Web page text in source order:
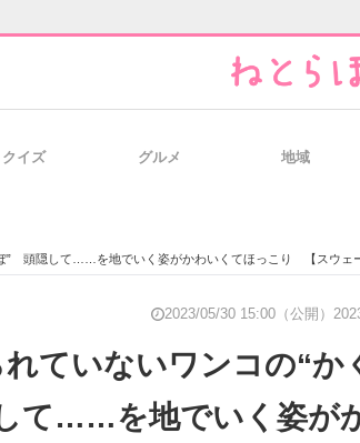
向けIT製品の総合サイト IT製品の技術・比較・事
クイズ グルメ 地域
” 頭隠して……を地でいく姿がかわいくてほっこり 【スウェ
2023/05/30 15:00（公開）
ていないワンコの“か
て……を地でいく姿が